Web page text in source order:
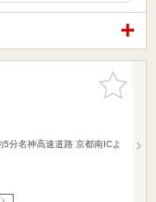
お気に入
りに追加
分名神高速道路 京都南ICよ